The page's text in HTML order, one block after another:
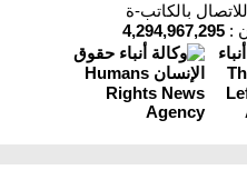
للاتصال بالكاتب-ة
:
4,294,967,295